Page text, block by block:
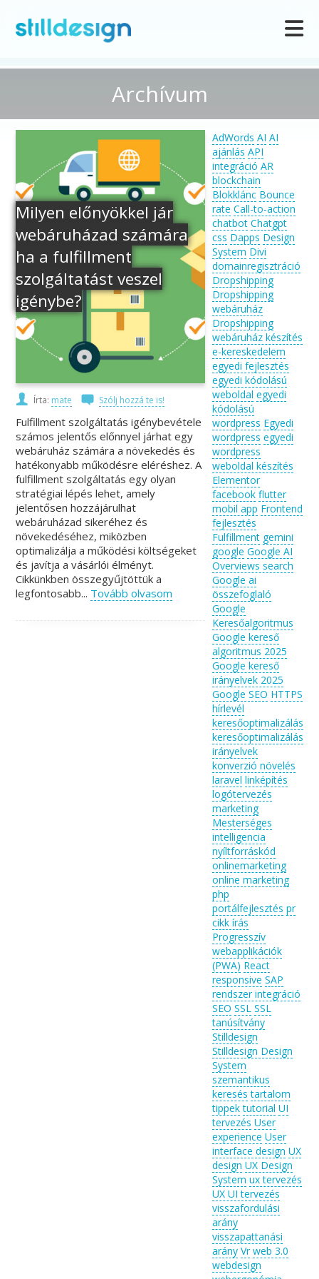
Archívum
Milyen előnyökkel jár
webáruházad számára
ha a fulfillment
szolgáltatást veszel
igénybe?
Írta: mate Szólj hozzá te is!
Fulfillment szolgáltatás igénybevétele
számos jelentős előnnyel járhat egy
webáruház számára a növekedés és
hatékonyabb működésre eléréshez. A
fulfillment szolgáltatás egy olyan
stratégiai lépés lehet, amely
jelentősen hozzájárulhat
webáruházad sikeréhez és
növekedéséhez, miközben
optimalizálja a működési költségeket
és javítja a vásárlói élményt.
Cikkünkben összegyűjtöttük a
legfontosabb... Tovább olvasom
AdWords AI AI
ajánlás API
integráció AR
blockchain
Blokklánc Bounce
rate Call-to-action
chatbot Chatgpt
css Dapps Design
System Divi
domainregisztráció
Dropshipping
Dropshipping
webáruház
Dropshipping
webáruház készítés
e-kereskedelem
egyedi fejlesztés
egyedi kódolású
weboldal egyedi
kódolású
wordpress Egyedi
wordpress egyedi
wordpress
weboldal készítés
Elementor
facebook flutter
mobil app Frontend
fejlesztés
Fulfillment gemini
google Google AI
Overviews search
Google ai
összefoglaló
Google
Keresőalgoritmus
Google kereső
algoritmus 2025
Google kereső
irányelvek 2025
Google SEO HTTPS
hírlevél
keresőoptimalizálás
keresőoptimalizálás
irányelvek
konverzió növelés
laravel linképítés
logótervezés
marketing
Mesterséges
intelligencia
nyíltforráskód
onlinemarketing
online marketing
php
portálfejlesztés pr
cikk írás
Progresszív
webapplikációk
(PWA) React
responsive SAP
rendszer integráció
SEO SSL SSL
tanúsítvány
Stilldesign
Stilldesign Design
System
szemantikus
keresés tartalom
tippek tutorial UI
tervezés User
experience User
interface design UX
design UX Design
System ux tervezés
UX UI tervezés
visszafordulási
arány
visszapattanási
arány Vr web 3.0
webdesign